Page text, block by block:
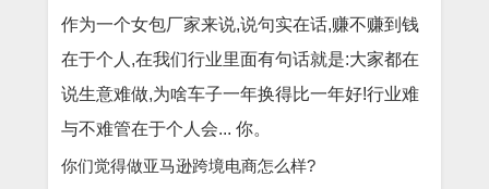
作为一个女包厂家来说,说句实在话,赚不赚到钱
在于个人,在我们行业里面有句话就是:大家都在
说生意难做,为啥车子一年换得比一年好!行业难
与不难管在于个人会... 你。
你们觉得做亚马逊跨境电商怎么样?